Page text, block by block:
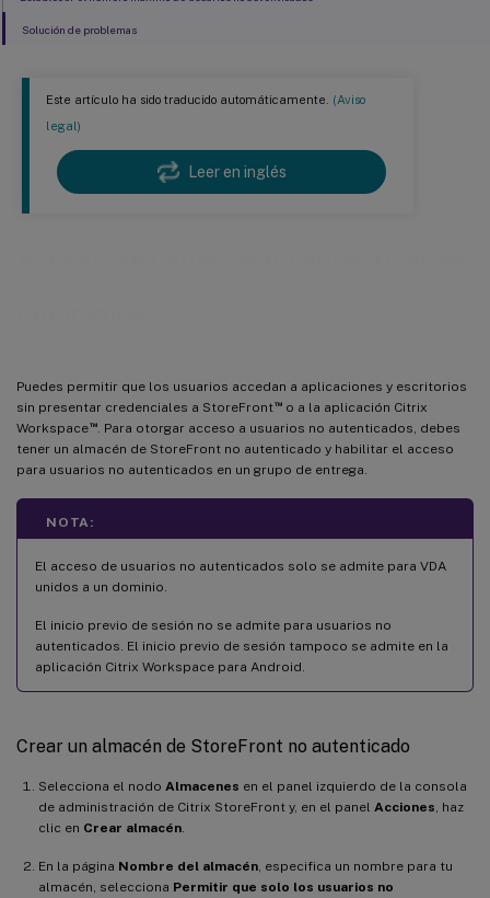
Este artículo ha sido traducido automáticamente. (Aviso
legal)
Leer en inglés
Puedes permitir que los usuarios accedan a aplicaciones y escritorios
sin presentar credenciales a StoreFront™o a la aplicación Citrix
Workspace™. Para otorgar acceso a usuarios no autenticados, debes
tener un almacén de StoreFront no autenticado y habilitar el acceso
para usuarios no autenticados en un grupo de entrega.
NOTA:
El acceso de usuarios no autenticados solo se admite para VDA
unidos a un dominio.
El inicio previo de sesión no se admite para usuarios no
autenticados. El inicio previo de sesión tampoco se admite en la
aplicación Citrix Workspace para Android.
Crear un almacén de StoreFront no autenticado
Selecciona el nodo Almacenes en el panel izquierdo de la consola
de administración de Citrix StoreFront y, en el panel Acciones , haz
clic en Crear almacén
En la página Nombre del almacén , especifica un nombre para tu
almacén, selecciona Permitir que solo los usuarios no
Solución de problemas